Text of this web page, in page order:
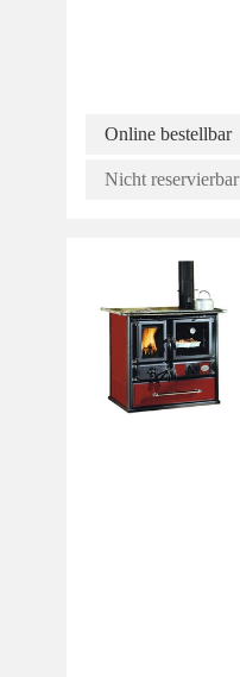
Online bestellbar
Nicht reservierbar